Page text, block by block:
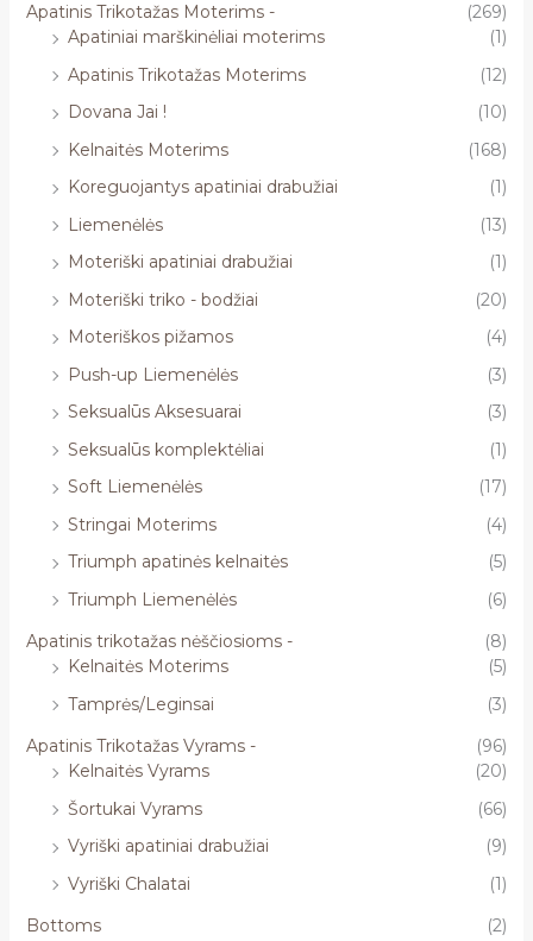
Apatinis Trikotažas Moterims -
(269)
Apatiniai marškinėliai moterims
(1)
Apatinis Trikotažas Moterims
(12)
Dovana Jai !
(10)
Kelnaitės Moterims
(168)
Koreguojantys apatiniai drabužiai
(1)
Liemenėlės
(13)
Moteriški apatiniai drabužiai
(1)
Moteriški triko - bodžiai
(20)
Moteriškos pižamos
(4)
Push-up Liemenėlės
(3)
Seksualūs Aksesuarai
(3)
Seksualūs komplektėliai
(1)
Soft Liemenėlės
(17)
Stringai Moterims
(4)
Triumph apatinės kelnaitės
(5)
Triumph Liemenėlės
(6)
Apatinis trikotažas nėščiosioms -
(8)
Kelnaitės Moterims
(5)
Tamprės/Leginsai
(3)
Apatinis Trikotažas Vyrams -
(96)
Kelnaitės Vyrams
(20)
Šortukai Vyrams
(66)
Vyriški apatiniai drabužiai
(9)
Vyriški Chalatai
(1)
Bottoms
(2)